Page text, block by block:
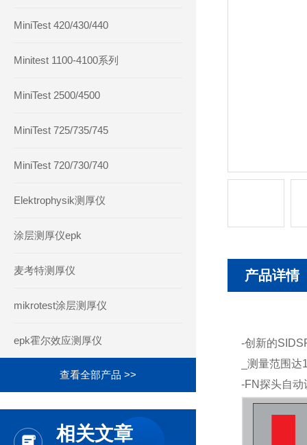
MiniTest 420/430/440
Minitest 1100-4100系列
MiniTest 2500/4500
MiniTest 725/735/745
MiniTest 720/730/740
Elektrophysik测厚仪
涂层测厚仪epk
麦考特测厚仪
mikrotest涂层测厚仪
epk霍尔效应测厚仪
查看全部产品 >>
相关文章
产品详情
-创新的
_测量范围
-FN探头自动